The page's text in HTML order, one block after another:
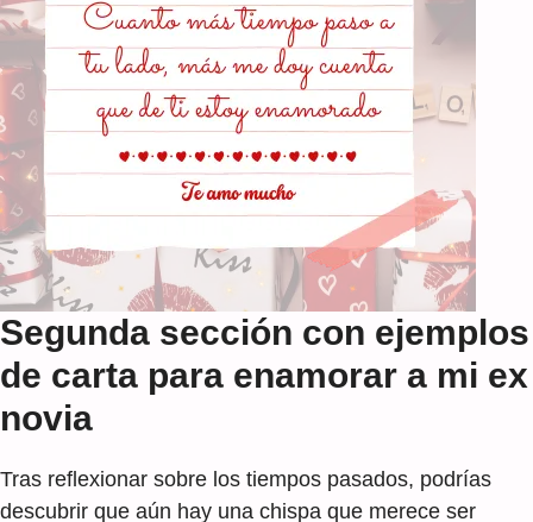
Segunda sección con ejemplos
de carta para enamorar a mi ex
novia
Tras reflexionar sobre los tiempos pasados, podrías
descubrir que aún hay una chispa que merece ser